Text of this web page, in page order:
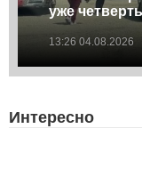
уже
13:26 04.08.2026
Интересно